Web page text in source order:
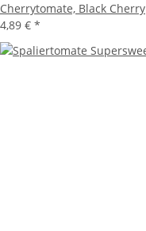
Cherrytomate, Black Cherry
4,89 € *